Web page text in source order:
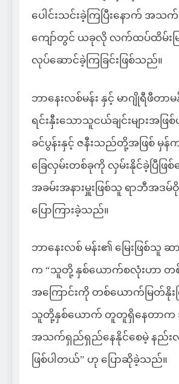
ပေါင်းသင်းခဲ့ကြပြီးနောက် အသ
ကျော်တွင် ယခုလို လက်ထပ်ထိမ်းမ
လုပ်ဆောင်ခဲ့ကြခြင်းဖြစ်သည်။
ဘာနေးလစ်မန်း နှင့် မာဂျိုရီဖီတ
ရင်းနှီးသောသူငယ်ချင်းများအဖ
ခင်ပွန်းနှင့် ဇနီးသည်တို့အဖြစ် မှန်
ခြေလှမ်းတစ်ခုကို လှမ်းနိုင်ခဲ့ပြီဖြစ်
အခမ်းအနားမှူးဖြစ်သူ ရာဘီအဒမ်
ပြောကြားခဲ့သည်။
ဘာနေးလစ် မန်း၏ မြေးဖြစ်သူ ဆ
က “သူတို့ နှစ်ယောက်စလုံးဟာ တ
အကြောင်းကို တစ်ယောက်မြတ်နိုး
သူတို့နှစ်ယောက် တူတူရှိနေတာ
အသက်ရှည်ရှည်နေနိုင်စေမဲ့ နည်း
ဖြစ်ပါတယ်” ဟု ပြောဆိုခဲ့သည်။